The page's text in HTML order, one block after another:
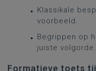
Klassikale
voorbeeld.
Begrippen op
juiste volgorde.
Formatieve toets